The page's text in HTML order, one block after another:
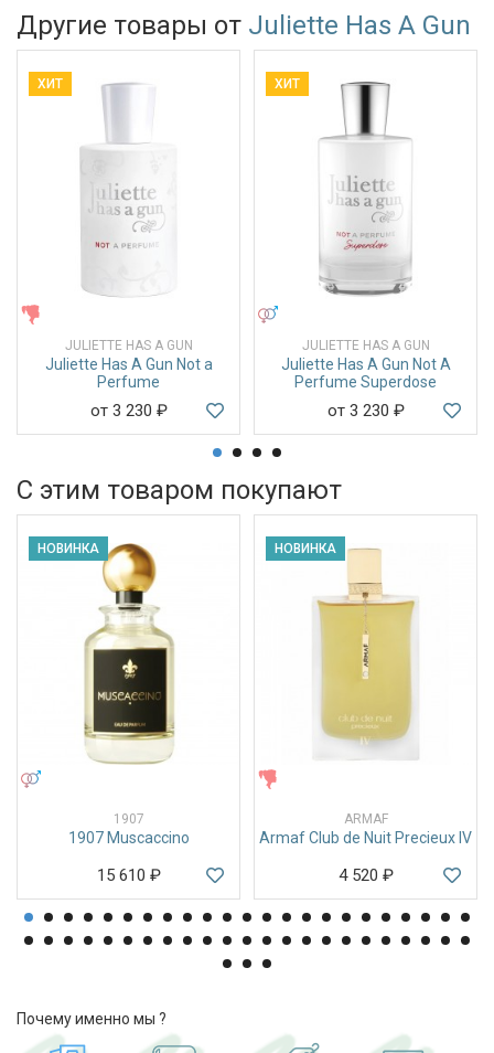
Другие товары от Juliette Has A Gun
ХИТ
JULIETTE HAS A GUN
Juliette Has A Gun Not a
Perfume
от 3 230 ₽
ХИТ
JULIETTE HAS A GUN
Juliette Has A Gun Not A
Perfume Superdose
от 3 230 ₽
С этим товаром покупают
НОВИНКА
1907
1907 Muscaccino
15 610 ₽
НОВИНКА
ARMAF
Armaf Club de Nuit Precieux IV
4 520 ₽
Почему именно мы ?